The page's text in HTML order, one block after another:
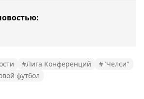
#Лига Конференций
#"Челси"
футбол